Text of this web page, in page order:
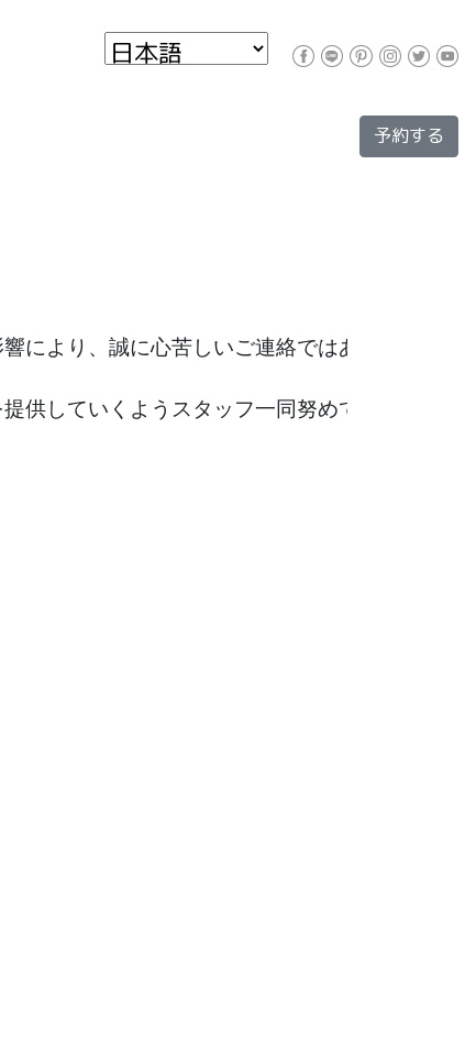
予約する
より、誠に心苦しいご連絡ではありますが
供していくようスタッフ一同努めてまいります